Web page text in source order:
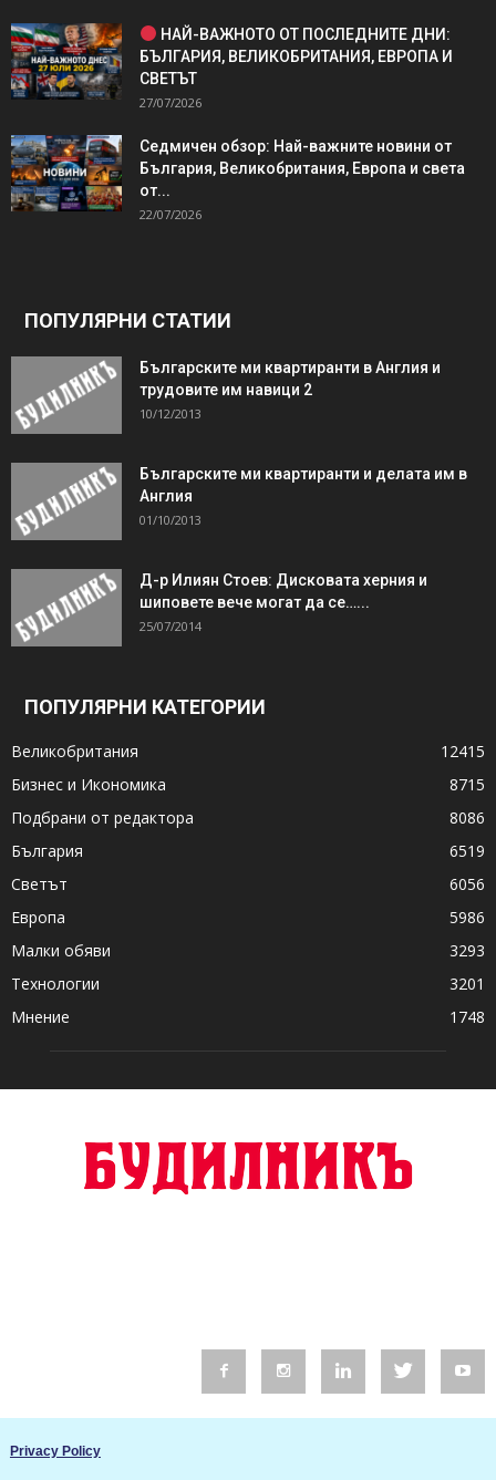
НАЙ-ВАЖНОТО ОТ ПОСЛЕДНИТЕ ДНИ:
БЪЛГАРИЯ, ВЕЛИКОБРИТАНИЯ, ЕВРОПА И
СВЕТЪТ
27/07/2026
Седмичен обзор: Най-важните новини от
България, Великобритания, Европа и света
от...
22/07/2026
ПОПУЛЯРНИ СТАТИИ
Българските ми квартиранти в Англия и
трудовите им навици 2
10/12/2013
Българските ми квартиранти и делата им в
Англия
01/10/2013
Д-р Илиян Стоев: Дисковата херния и
шиповете вече могат да се…...
25/07/2014
ПОПУЛЯРНИ КАТЕГОРИИ
Великобритания
12415
Бизнес и Икономика
8715
Подбрани от редактора
8086
България
6519
Светът
6056
Европа
5986
Малки обяви
3293
Технологии
3201
Мнение
1748
Privacy Policy